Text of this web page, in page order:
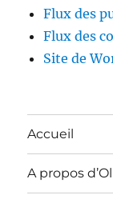
Flux des
Flux des
Site de
Accueil
A propos